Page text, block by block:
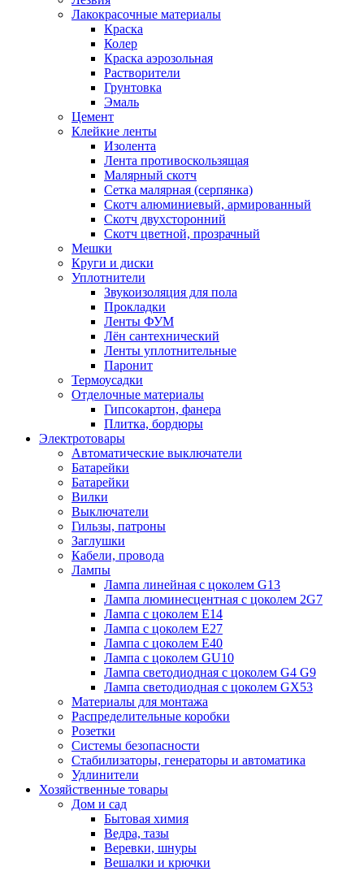
Лакокрасочные материалы
Краска
Колер
Краска аэрозольная
Растворители
Грунтовка
Эмаль
Цемент
Клейкие ленты
Изолента
Лента противоскользящая
Малярный скотч
Сетка малярная (серпянка)
Скотч алюминиевый, армированный
Скотч двухсторонний
Скотч цветной, прозрачный
Мешки
Круги и диски
Уплотнители
Звукоизоляция для пола
Прокладки
Ленты ФУМ
Лён сантехнический
Ленты уплотнительные
Паронит
Термоусадки
Отделочные материалы
Гипсокартон, фанера
Плитка, бордюры
Электротовары
Автоматические выключатели
Батарейки
Батарейки
Вилки
Выключатели
Гильзы, патроны
Заглушки
Кабели, провода
Лампы
Лампа линейная с цоколем G13
Лампа люминесцентная с цоколем 2G7
Лампа с цоколем E14
Лампа с цоколем E27
Лампа с цоколем E40
Лампа с цоколем GU10
Лампа светодиодная с цоколем G4 G9
Лампа светодиодная с цоколем GX53
Материалы для монтажа
Распределительные коробки
Розетки
Системы безопасности
Стабилизаторы, генераторы и автоматика
Удлинители
Хозяйственные товары
Дом и сад
Бытовая химия
Ведра, тазы
Веревки, шнуры
Вешалки и крючки